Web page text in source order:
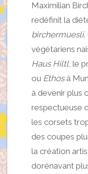
Maximilian
redéfinit la
birchermuesli.
végétariens
Haus Hiltl, le
ou Ethosà
à devenir plus
respectueuse
les corsets
des coupes
la création
dorénavant